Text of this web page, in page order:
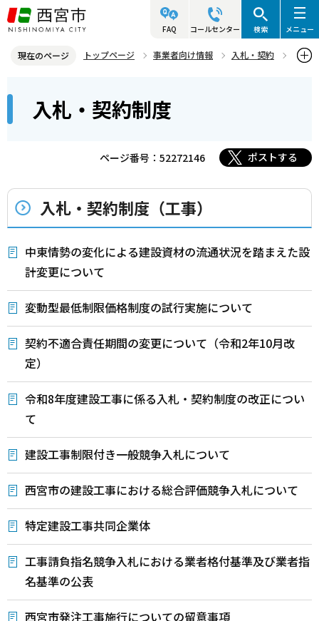
こ
の
ジ
先
す
FAQ コールセンター 検索 メニュー
現在のページ トップページ 事業者向け情報
入札・契約
こ
ら
入札・契約制度
ページ番号：52272146 ポストする
入札・契約制度（工事）
中東情勢の変化による建設資材の流通状況を踏まえた設
計変更について
変動型最低制限価格制度の試行実施について
契約不適合責任期間の変更について（令和2年10月改
定）
令和8年度建設工事に係る入札・契約制度の改正につい
て
建設工事制限付き一般競争入札について
西宮市の建設工事における総合評価競争入札について
特定建設工事共同企業体
工事請負指名競争入札における業者格付基準及び業者指
名基準の公表
西宮市発注工事施行についての留意事項